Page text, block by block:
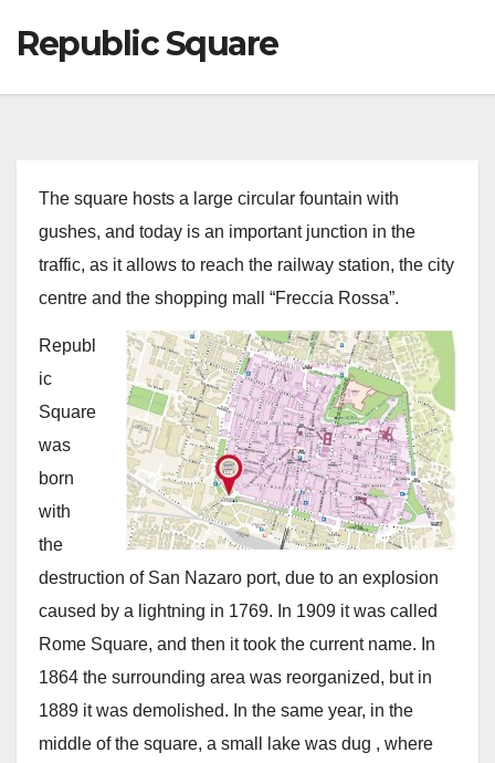
Republic Square
The square hosts a large circular fountain with
gushes, and today is an important junction in the
traffic, as it allows to reach the railway station, the city
centre and the shopping mall “Freccia Rossa”.
Republ
ic
Square
was
born
with
the
destruction of San Nazaro port, due to an explosion
caused by a lightning in 1769. In 1909 it was called
Rome Square, and then it took the current name. In
1864 the surrounding area was reorganized, but in
1889 it was demolished. In the same year, in the
middle of the square, a small lake was dug , where